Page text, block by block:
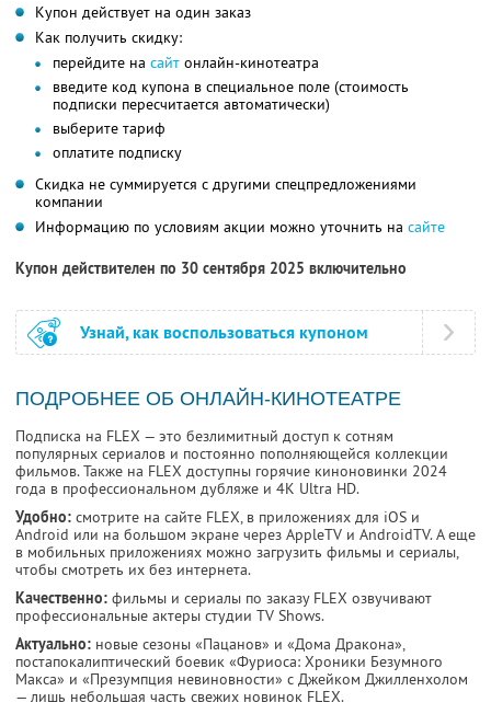
Купон действует на один заказ
Как получить скидку:
перейдите на сайт онлайн-кинотеатра
введите код купона в специальное поле (стоимость
подписки пересчитается автоматически)
выберите тариф
оплатите подписку
Скидка не суммируется с другими спецпредложениями
компании
Информацию по условиям акции можно уточнить на сайте
Купон действителен по 30 сентября 2025 включительно
Узнай, как воспользоваться купоном
ПОДРОБНЕЕ ОБ ОНЛАЙН-КИНОТЕАТРЕ
Подписка на FLEX — это безлимитный доступ к сотням
популярных сериалов и постоянно пополняющейся коллекции
фильмов. Также на FLEX доступны горячие киноновинки 2024
года в профессиональном дубляже и 4К Ultra HD.
Удобно: смотрите на сайте FLEX, в приложениях для iOS и
Android или на большом экране через AppleTV и AndroidTV. А еще
в мобильных приложениях можно загрузить фильмы и сериалы,
чтобы смотреть их без интернета.
Качественно: фильмы и сериалы по заказу FLEX озвучивают
профессиональные актеры студии TV Shows.
Актуально: новые сезоны «Пацанов» и «Дома Дракона»,
постапокалиптический боевик «Фуриоса: Хроники Безумного
Макса» и «Презумпция невиновности» с Джейком Джилленхолом
— лишь небольшая часть свежих новинок FLEX.